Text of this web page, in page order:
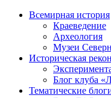
Всемирная история
Краеведение
Археология
Музеи
Историческая
Блог клуба
Тематические